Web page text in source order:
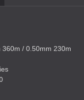
/ 0.50mm 230m